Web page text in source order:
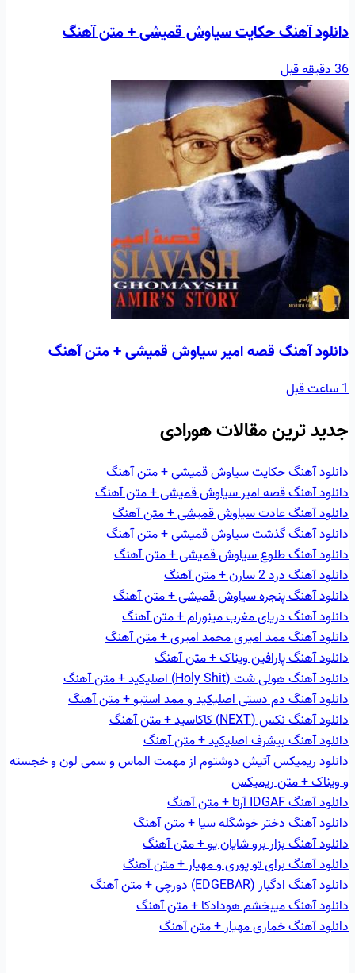
دانلود آهنگ حکايت سیاوش قمیشی + متن آهنگ
36 دقیقه قبل
دانلود آهنگ قصه امير سیاوش قمیشی + متن آهنگ
1 ساعت قبل
جدید ترین مقالات هورادی
دانلود آهنگ حکايت سیاوش قمیشی + متن آهنگ
دانلود آهنگ قصه امير سیاوش قمیشی + متن آهنگ
دانلود آهنگ عادت سیاوش قمیشی + متن آهنگ
دانلود آهنگ گذشت سیاوش قمیشی + متن آهنگ
دانلود آهنگ طلوع سیاوش قمیشی + متن آهنگ
دانلود آهنگ درد 2 سارن + متن آهنگ
دانلود آهنگ پنجره سیاوش قمیشی + متن آهنگ
دانلود آهنگ دریای مغرب مینورام + متن آهنگ
دانلود آهنگ ممد امیری محمد امیری + متن آهنگ
دانلود آهنگ پارافین ویناک + متن آهنگ
دانلود آهنگ هولی شت (Holy Shit) اصلیکید + متن آهنگ
دانلود آهنگ دم دستی اصلیکید و ممد استیو + متن آهنگ
دانلود آهنگ نکس (NEXT) کاکاسید + متن آهنگ
دانلود آهنگ بیشرف اصلیکید + متن آهنگ
دانلود ریمیکس آتیش دوشتوم از مهمت الماس و سمی لون و خجسته
و ویناک + متن ریمیکس
دانلود آهنگ IDGAF آرتا + متن آهنگ
دانلود آهنگ دختر خوشگله سیا + متن آهنگ
دانلود آهنگ بزار برو شایان یو + متن آهنگ
دانلود آهنگ برای تو پوری و مهیار + متن آهنگ
دانلود آهنگ ادگبار (EDGEBAR) دورچی + متن آهنگ
دانلود آهنگ میبخشم هودادکا + متن آهنگ
دانلود آهنگ خماری مهیار + متن آهنگ